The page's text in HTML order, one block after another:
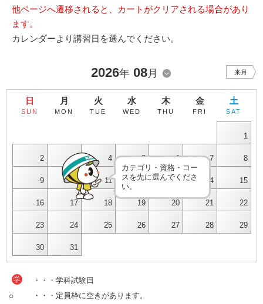
他ページへ遷移されると、カートがクリアされる場合があり
ます。
カレンダーより講習日を選んでください。
2026年 08月 来月
日
SUN
月
MON
火
TUE
水
WED
木
THU
金
FRI
土
SAT
1
2 3 4 5 6 7 8
9 10 11 12 13 14 15
16 17 18 19 20 21 22
23 24 25 26 27 28 29
30 31
カテゴリ・資格・コー
スを先に選んでくださ
い。
学 ・・・学科試験日
○ ・・・定員枠に空きがあります。